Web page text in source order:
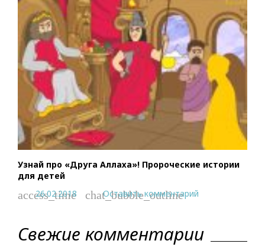
Узнай про «Друга Аллаха»! Пророческие истории
для детей
access_time
26.02.2018 chat_bubble_outline
Оставить комментарий
Свежие комментарии